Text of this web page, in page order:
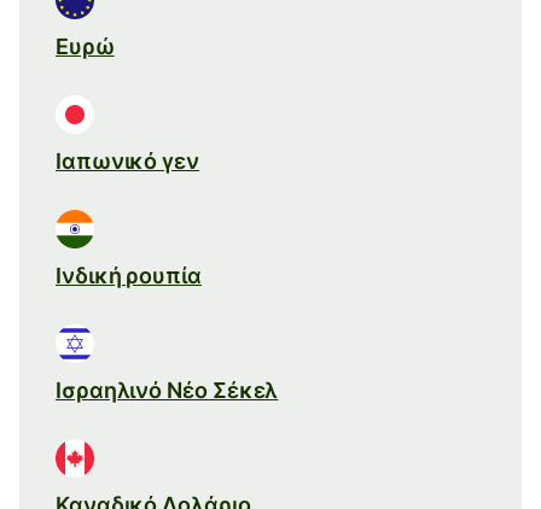
Ευρώ
Ιαπωνικό γεν
Ινδική ρουπία
Ισραηλινό Νέο Σέκελ